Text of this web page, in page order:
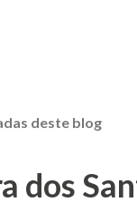
deste blog
dos